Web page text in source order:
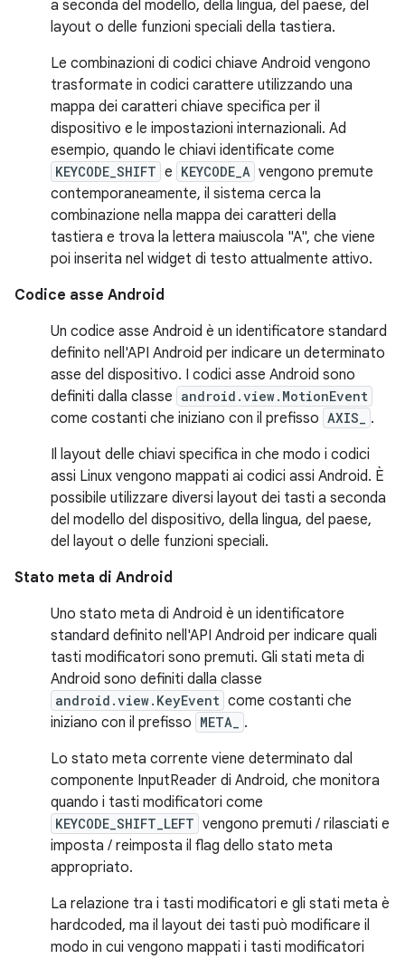
a seconda del modello, della lingua, del paese, del
layout o delle funzioni speciali della tastiera.
Le combinazioni di codici chiave Android vengono
trasformate in codici carattere utilizzando una
mappa dei caratteri chiave specifica per il
dispositivo e le impostazioni internazionali. Ad
esempio, quando le chiavi identificate come
KEYCODE_SHIFT e KEYCODE_A vengono premute
contemporaneamente, il sistema cerca la
combinazione nella mappa dei caratteri della
tastiera e trova la lettera maiuscola "A", che viene
poi inserita nel widget di testo attualmente attivo.
Codice asse Android
Un codice asse Android è un identificatore standard
definito nell'API Android per indicare un determinato
asse del dispositivo. I codici asse Android sono
definiti dalla classe android.view.MotionEvent
come costanti che iniziano con il prefisso AXIS_
.
Il layout delle chiavi specifica in che modo i codici
assi Linux vengono mappati ai codici assi Android. È
possibile utilizzare diversi layout dei tasti a seconda
del modello del dispositivo, della lingua, del paese,
del layout o delle funzioni speciali.
Stato meta di Android
Uno stato meta di Android è un identificatore
standard definito nell'API Android per indicare quali
tasti modificatori sono premuti. Gli stati meta di
Android sono definiti dalla classe
android.view.KeyEvent come costanti che
iniziano con il prefisso META_
.
Lo stato meta corrente viene determinato dal
componente InputReader di Android, che monitora
quando i tasti modificatori come
KEYCODE_SHIFT_LEFT vengono premuti / rilasciati e
imposta / reimposta il flag dello stato meta
appropriato.
La relazione tra i tasti modificatori e gli stati meta è
hardcoded, ma il layout dei tasti può modificare il
modo in cui vengono mappati i tasti modificatori